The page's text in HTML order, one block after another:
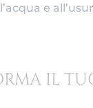
e
IL